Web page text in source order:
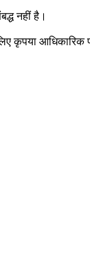
नहीं है।
कृपया आधिकारिक